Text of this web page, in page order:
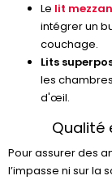
Le lit
intégrer un
couchage.
Lits
les
d'œil.
Qualité
Pour assurer des
l’impasse ni sur la